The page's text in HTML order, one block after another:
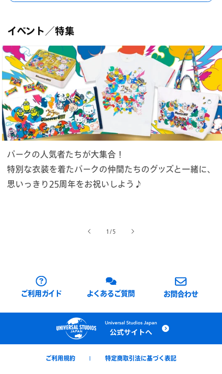
イベント／特集
パークの人気者たちが大集合！
特別な衣装を着たパークの仲間たちのグッズと一緒に、
思いっきり25周年をお祝いしよう♪
1 /の
5
ご利用ガイド よくあるご質問 お問合わせ
ご利用規約 特定商取引法に基づく表記